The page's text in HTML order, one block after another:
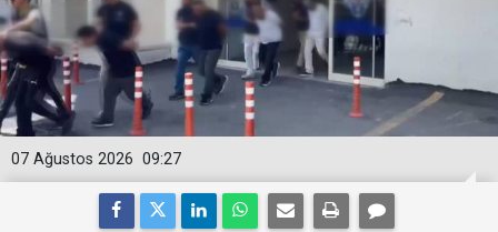
09:27
07 Ağustos 2026